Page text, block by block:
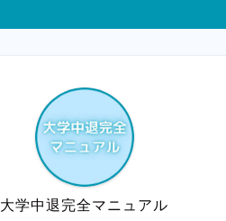
大学中退完全マニュアル